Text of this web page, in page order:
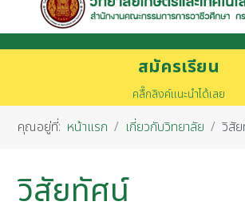
สมัครเรียน
คลื๊กลิงค์แนะนำได้เลย
คุณอยู่ที่: หน้าแรก เกี่ยวกับวิทยาลัย วิสั
วิสัยทัศน์